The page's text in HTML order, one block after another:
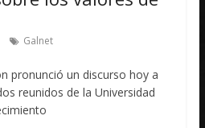
Galnet
pronunció un discurso hoy a
reunidos de la Universidad